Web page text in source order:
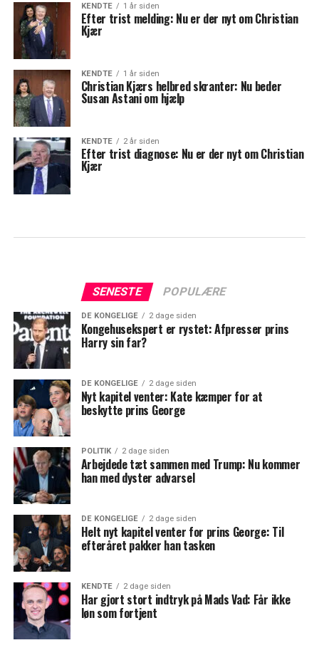
KENDTE 1 år siden
Efter trist melding: Nu er der nyt om Christian
Kjær
KENDTE 1 år siden
Christian Kjærs helbred skranter: Nu beder
Susan Astani om hjælp
KENDTE 2 år siden
Efter trist diagnose: Nu er der nyt om Christian
Kjær
SENESTE POPULÆRE
DE KONGELIGE 2 dage siden
Kongehusekspert er rystet: Afpresser prins
Harry sin far?
DE KONGELIGE 2 dage siden
Nyt kapitel venter: Kate kæmper for at
beskytte prins George
POLITIK 2 dage siden
Arbejdede tæt sammen med Trump: Nu kommer
han med dyster advarsel
DE KONGELIGE 2 dage siden
Helt nyt kapitel venter for prins George: Til
efteråret pakker han tasken
KENDTE 2 dage siden
Har gjort stort indtryk på Mads Vad: Får ikke
løn som fortjent